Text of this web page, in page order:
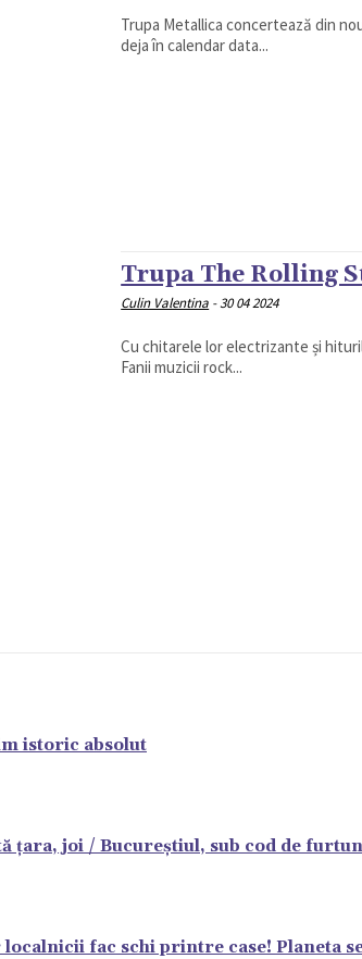
Trupa Metallica concertează din
deja în calendar data...
Trupa The Rolling
Culin Valentina - 30 04 2024
Cu chitarele lor electrizante și
Fanii muzicii rock...
istoric absolut
țara, joi / Bucureștiul, sub cod de
fac schi printre case! Planeta